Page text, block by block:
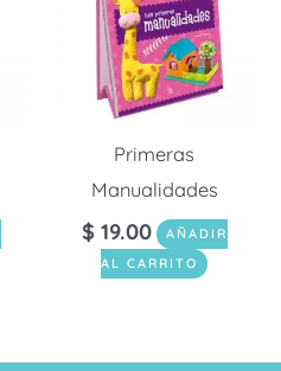
Primeras
Manualidades
$ 19.00
AÑADIR
AL CARRITO